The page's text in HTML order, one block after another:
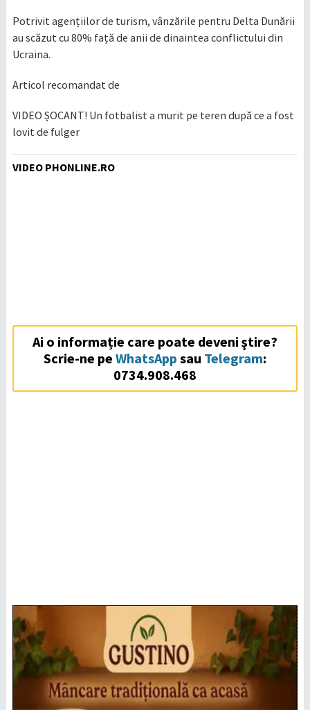
Potrivit agențiilor de turism, vânzările pentru Delta Dunării
au scăzut cu 80% față de anii de dinaintea conflictului din
Ucraina.
Articol recomandat de
VIDEO ȘOCANT! Un fotbalist a murit pe teren după ce a fost
lovit de fulger
VIDEO PHONLINE.RO
Ai o informație care poate deveni ştire?
Scrie-ne pe WhatsApp sau Telegram:
0734.908.468